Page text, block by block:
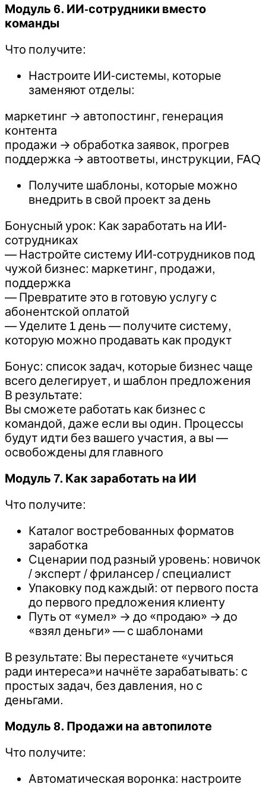
Модуль 6. ИИ-сотрудники вместо
команды
Что получите:
Настроите ИИ-системы, которые
заменяют отделы:
маркетинг → автопостинг, генерация
контента
продажи → обработка заявок, прогрев
поддержка → автоответы, инструкции, FAQ​
Получите шаблоны, которые можно
внедрить в свой проект за день
Бонусный урок: Как заработать на ИИ-
сотрудниках
— Настройте систему ИИ-сотрудников под
чужой бизнес: маркетинг, продажи,
поддержка
— Превратите это в готовую услугу с
абонентской оплатой
— Уделите 1 день — получите систему,
которую можно продавать как продукт
Бонус: список задач, которые бизнес чаще
всего делегирует, и шаблон предложения
В результате:
Вы сможете работать как бизнес с
командой, даже если вы один. Процессы
будут идти без вашего участия, а вы —
освобождены для главного
Модуль 7. Как заработать на ИИ
Что получите:
Каталог востребованных форматов
заработка
Сценарии под разный уровень: новичок
/ эксперт / фрилансер / специалист
Упаковку под каждый: от первого поста
до первого предложения клиенту
Путь от «умел» → до «продаю» → до
«взял деньги» — с шаблонами
В результате: Вы перестанете «учиться
ради интереса»и начнёте зарабатывать: с
простых задач, без давления, но с
деньгами.
Модуль 8. Продажи на автопилоте
Что получите:
Автоматическая воронка: настроите